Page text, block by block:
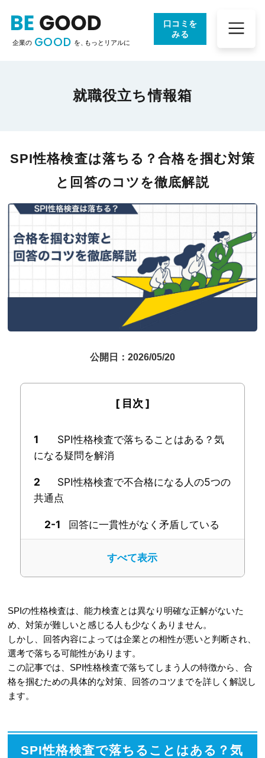
企業の GOOD を、もっとリアルに
口コミを
みる
就職役立ち情報箱
SPI性格検査は落ちる？合格を掴む対策
と回答のコツを徹底解説
公開日：2026/05/20
1
SPI性格検査で落ちることはある？気
になる疑問を解消
2
SPI性格検査で不合格になる人の5つの
共通点
2-1 回答に一貫性がなく矛盾している
企業の求める人物像と大きく異な
2-4
虚偽の回答（嘘）が見抜かれてい
る
2-5 回答に時間がかかりすぎている
3
合格を掴む！SPI性格検査で落ちない
3-1 まずは徹底した自己分析で自分を理
解する
すべて表示
SPIの性格検査は、能力検査とは異なり明確な正解がないた
め、対策が難しいと感じる人も少なくありません。
しかし、回答内容によっては企業との相性が悪いと判断され、
選考で落ちる可能性があります。
この記事では、SPI性格検査で落ちてしまう人の特徴から、合
格を掴むための具体的な対策、回答のコツまでを詳しく解説し
ます。
SPI性格検査で落ちることはある？気